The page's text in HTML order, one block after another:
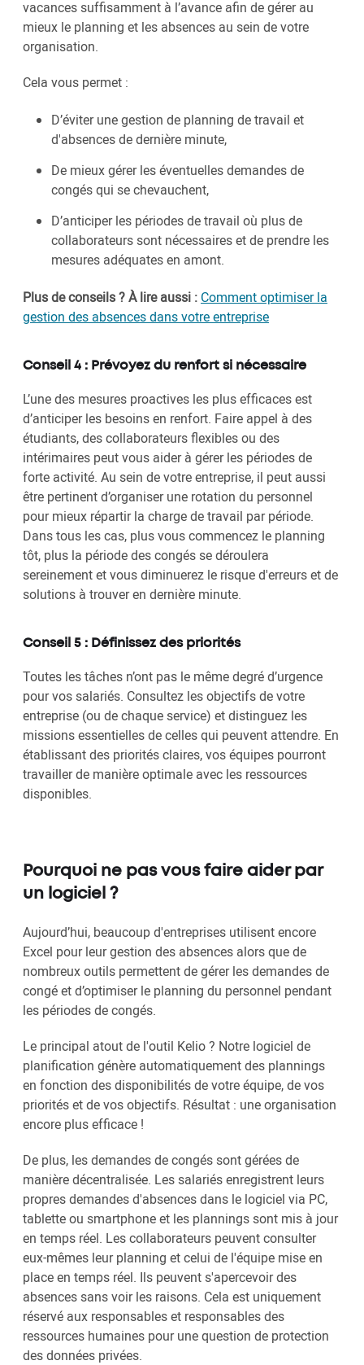
vacances suffisamment à l’avance afin de gérer au
mieux le planning et les absences au sein de votre
organisation.
Cela vous permet :
D’éviter une gestion de planning de travail et
d'absences de dernière minute,
De mieux gérer les éventuelles demandes de
congés qui se chevauchent,
D’anticiper les périodes de travail où plus de
collaborateurs sont nécessaires et de prendre les
mesures adéquates en amont.
Plus de conseils ? À lire aussi : Comment optimiser la
gestion des absences dans votre entreprise
Conseil 4 : Prévoyez du renfort si nécessaire
L’une des mesures proactives les plus efficaces est
d’anticiper les besoins en renfort. Faire appel à des
étudiants, des collaborateurs flexibles ou des
intérimaires peut vous aider à gérer les périodes de
forte activité. Au sein de votre entreprise, il peut aussi
être pertinent d’organiser une rotation du personnel
pour mieux répartir la charge de travail par période.
Dans tous les cas, plus vous commencez le planning
tôt, plus la période des congés se déroulera
sereinement et vous diminuerez le risque d'erreurs et de
solutions à trouver en dernière minute.
Conseil 5 : Définissez des priorités
Toutes les tâches n’ont pas le même degré d’urgence
pour vos salariés. Consultez les objectifs de votre
entreprise (ou de chaque service) et distinguez les
missions essentielles de celles qui peuvent attendre. En
établissant des priorités claires, vos équipes pourront
travailler de manière optimale avec les ressources
disponibles.
Pourquoi ne pas vous faire aider par
un logiciel ?
Aujourd’hui, beaucoup d'entreprises utilisent encore
Excel pour leur gestion des absences alors que de
nombreux outils permettent de gérer les demandes de
congé et d’optimiser le planning du personnel pendant
les périodes de congés.
Le principal atout de l'outil Kelio ? Notre logiciel de
planification génère automatiquement des plannings
en fonction des disponibilités de votre équipe, de vos
priorités et de vos objectifs. Résultat : une organisation
encore plus efficace !
De plus, les demandes de congés sont gérées de
manière décentralisée. Les salariés enregistrent leurs
propres demandes d'absences dans le logiciel via PC,
tablette ou smartphone et les plannings sont mis à jour
en temps réel. Les collaborateurs peuvent consulter
eux-mêmes leur planning et celui de l'équipe mise en
place en temps réel. Ils peuvent s'apercevoir des
absences sans voir les raisons. Cela est uniquement
réservé aux responsables et responsables des
ressources humaines pour une question de protection
des données privées.